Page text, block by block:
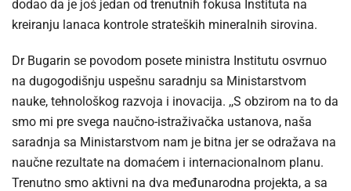
dodao da je još jedan od trenutnih fokusa Instituta na
kreiranju lanaca kontrole strateških mineralnih sirovina.
Dr Bugarin se povodom posete ministra Institutu osvrnuo
na dugogodišnju uspešnu saradnju sa Ministarstvom
nauke, tehnološkog razvoja i inovacija. ,,S obzirom na to da
smo mi pre svega naučno-istraživačka ustanova, naša
saradnja sa Ministarstvom nam je bitna jer se odražava na
naučne rezultate na domaćem i internacionalnom planu.
Trenutno smo aktivni na dva međunarodna projekta, a sa